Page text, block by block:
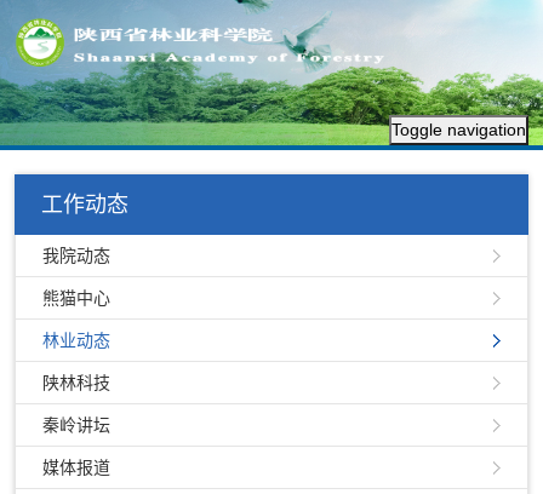
Toggle navigation
工作动态
我院动态
熊猫中心
林业动态
陕林科技
秦岭讲坛
媒体报道